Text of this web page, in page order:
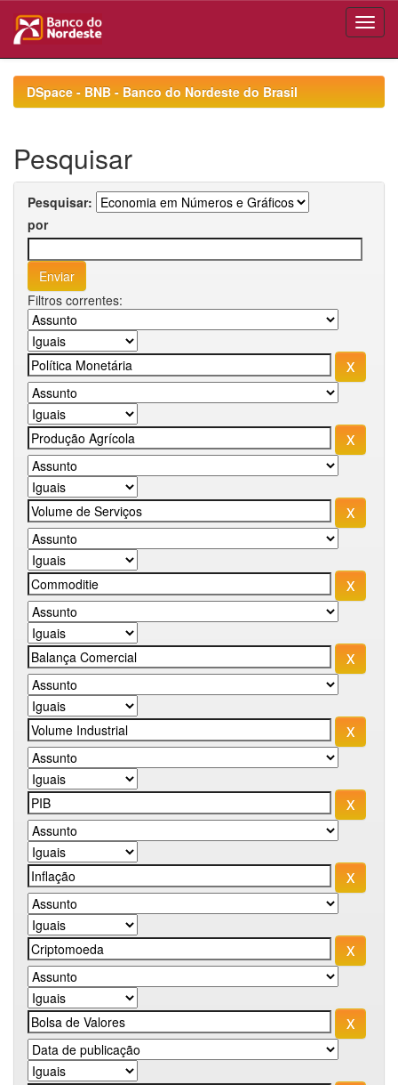
navigationDSpace - BNB - Banco do Nordeste do Brasil
Pesquisar
Pesquisar:
por
Filtros correntes: